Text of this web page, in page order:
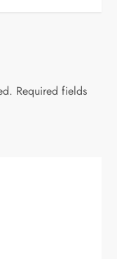
Required fields